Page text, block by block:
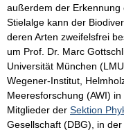
außerdem der Erkennung
Stielalge kann der
deren Arten zweifelsfrei
um Prof. Dr. Marc
Universität München
Wegener-Institut,
Meeresforschung (AWI)
Mitglieder der Sektion
Gesellschaft (DBG), in